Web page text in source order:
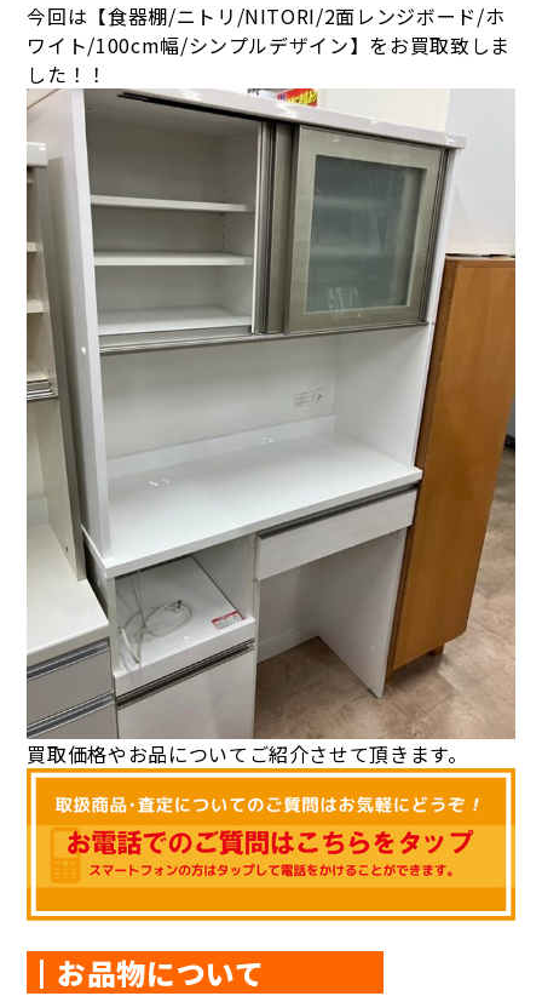
今回は【食器棚/ニトリ/NITORI/2面レンジボード/ホ
ワイト/100cm幅/シンプルデザイン】をお買取致しま
した！！
買取価格やお品についてご紹介させて頂きます。
┃お品物について